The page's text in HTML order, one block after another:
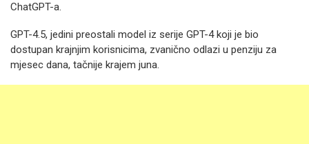
ChatGPT-a.
GPT-4.5, jedini preostali model iz serije GPT-4 koji je bio
dostupan krajnjim korisnicima, zvanično odlazi u penziju za
mjesec dana, tačnije krajem juna.